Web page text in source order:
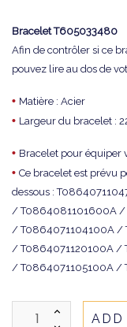
Bracelet T605033480
Afin de contrôler si ce
pouvez lire au dos de
• Matière : Acier
• Largeur du bracelet :
• Bracelet pour équiper
• Ce bracelet est prévu
dessous :
/ T0864081101600A /
/ T0864071104100A /
/ T0864071120100A /
/ T0864071105100A /
ADD